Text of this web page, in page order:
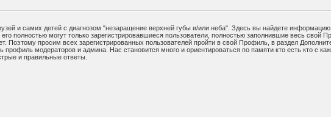
и самих детей с диагнозом "незаращение верхней губы и/или неба". Здесь вы найдете
полностью могут только зарегистрировавшиеся пользователи, полностью заполнившие весь свой
Поэтому просим всех зарегистрированных пользователей пройти в свой Профиль, в раздел
модераторов и админа. Нас становится много и ориентироваться по памяти кто есть кто с
и правильные ответы.